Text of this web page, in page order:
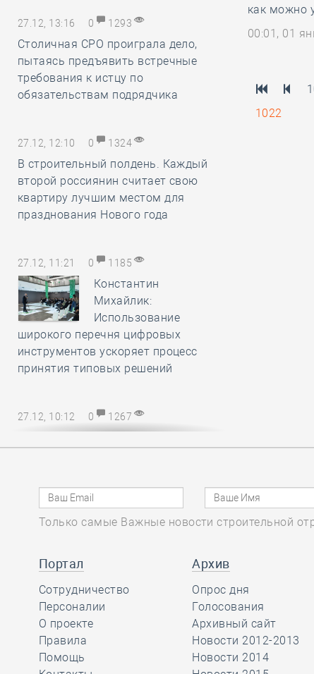
27.12, 13:16 0 1293
Столичная СРО проиграла дело,
пытаясь предъявить встречные
требования к истцу по
обязательствам подрядчика
27.12, 12:10 0 1324
В строительный полдень. Каждый
второй россиянин считает свою
квартиру лучшим местом для
празднования Нового года
27.12, 11:21 0 1185
Константин
Михайлик:
Использование
широкого перечня цифровых
инструментов ускоряет процесс
принятия типовых решений
27.12, 10:12 0 1267
расходов на охрану труда
отметил, что объём
работ в
строительстве вырос более, чем на
32 процента с 2019 года
как можно
00:01, 01
1022
Только самые Важные новости строительной
Портал
Сотрудничество
Персоналии
О проекте
Правила
Помощь
Архив
Опрос дня
Голосования
Архивный сайт
Новости 2012-2013
Новости 2014